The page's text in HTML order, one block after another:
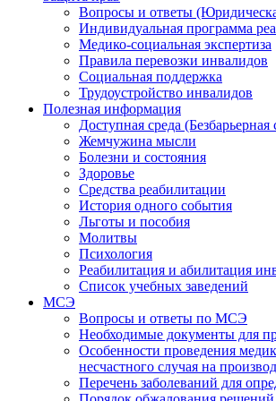
Вопросы и ответы
Индивидуальная программа
Медико-социальная экспертиза
Правила перевозки инвалидов
Социальная поддержка
Трудоустройство инвалидов
Полезная информация
Доступная среда (Безбарьерная
Жемчужина мысли
Болезни и состояния
Здоровье
Средства реабилитации
История одного события
Льготы и пособия
Молитвы
Психология
Реабилитация и абилитация
Список учебных заведений
МСЭ
Вопросы и ответы по МСЭ
Необходимые документы для
Особенности проведения
несчастного случая на
Перечень заболеваний для